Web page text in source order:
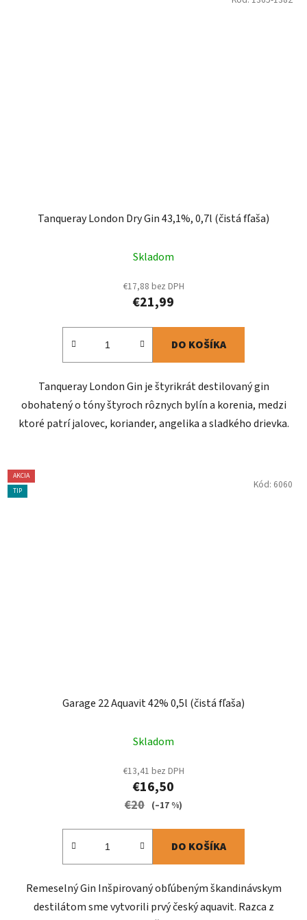
Tanqueray London Dry Gin 43,1%, 0,7l (čistá fľaša)
Skladom
€17,88 bez DPH
€21,99
DO KOŠÍKA
Tanqueray London Gin je štyrikrát destilovaný gin
obohatený o tóny štyroch rôznych bylín a korenia, medzi
ktoré patrí jalovec, koriander, angelika a sladkého drievka.
AKCIA
TIP
Garage 22 Aquavit 42% 0,5l (čistá fľaša)
Skladom
€13,41 bez DPH
€16,50
€20 (–17 %)
DO KOŠÍKA
Remeselný Gin Inšpirovaný obľúbeným škandinávskym
destilátom sme vytvorili prvý český aquavit. Razca z
Kód: 6060